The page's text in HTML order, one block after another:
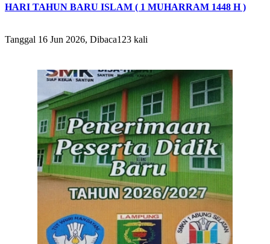
HARI TAHUN BARU ISLAM ( 1 MUHARRAM 1448 H )
Tanggal 16 Jun 2026, Dibaca123 kali